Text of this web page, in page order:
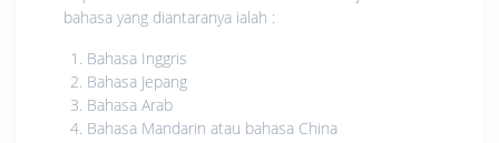
bahasa yang diantaranya ialah :
Bahasa Inggris
Bahasa Jepang
Bahasa Arab
Bahasa Mandarin atau bahasa China